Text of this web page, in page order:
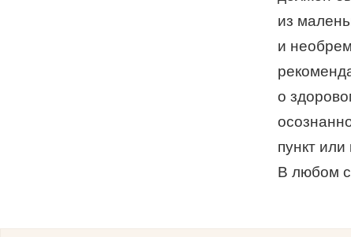
из
и
о
пункт
В любом